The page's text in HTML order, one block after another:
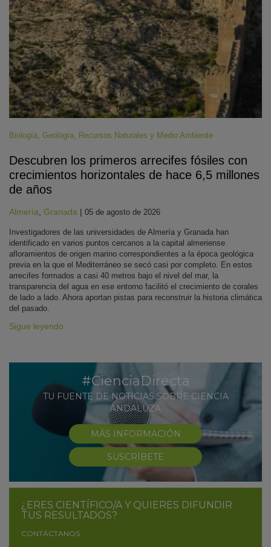
Biología, Geología, Recursos Naturales y Medio Ambiente
Descubren los primeros arrecifes fósiles con
crecimientos horizontales de hace 6,5 millones
de años
Almería, Granada | 05 de agosto de 2026
Investigadores de las universidades de Almería y Granada han
identificado en varios puntos cercanos a la capital almeriense
afloramientos de origen marino correspondientes a la época geológica
previa en la que el Mediterráneo se secó casi por completo. En estos
arrecifes formados a casi 40 metros bajo el nivel del mar, la
transparencia del agua en ese entorno facilitó el crecimiento de corales
de lado a lado. Ahora aportan pistas para reconstruir la historia climática
del pasado.
Sigue leyendo
#CienciaDirecta
TU FUENTE DE NOTICIAS SOBRE CIENCIA
ANDALUZA
MÁS INFORMACIÓN
SUSCRÍBETE
¿ERES CIENTÍFICO/A Y QUIERES DIFUNDIR
TUS RESULTADOS?
CONTÁCTANOS